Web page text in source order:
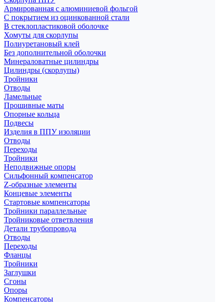
Армированная с алюминиевой фольгой
С покрытием из оцинкованной стали
В стеклопластиковой оболочке
Хомуты для скорлупы
Полиуретановый клей
Без дополнительной оболочки
Минераловатные цилиндры
Цилиндры (скорлупы)
Тройники
Отводы
Ламельные
Прошивные маты
Опорные кольца
Подвесы
Изделия в ППУ изоляции
Отводы
Переходы
Тройники
Неподвижные опоры
Cильфонный компенсатор
Z-образные элементы
Концевые элементы
Стартовые компенсаторы
Тройники параллельные
Тройниковые ответвления
Детали трубопровода
Отводы
Переходы
Фланцы
Тройники
Заглушки
Сгоны
Опоры
Компенсаторы